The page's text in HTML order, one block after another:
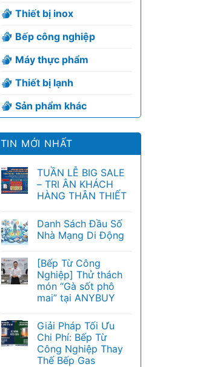
Thiết bị inox
Bếp công nghiệp
Máy thực phẩm
Thiết bị lạnh
Sản phẩm khác
TIN MỚI NHẤT
TUẦN LỄ BIG SALE
– TRI ÂN KHÁCH
HÀNG THÂN THIẾT
Danh Sách Đầu Số
Nhà Mạng Di Động
[Bếp Từ Công
Nghiệp] Thử thách
món “Gà sốt phô
mai” tại ANYBUY
Giải Pháp Tối Ưu
Chi Phí: Bếp Từ
Công Nghiệp Thay
Thế Bếp Gas